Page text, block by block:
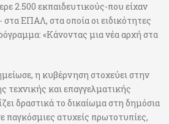
2.500 εκπαιδευτικούς-που είχαν
στα ΕΠΑΛ, στα οποία οι ειδικότητες
«Κάνοντας μια νέα αρχή στα
η κυβέρνηση στοχεύει στην
τεχνικής και επαγγελματικής
δραστικά το δικαίωμα στη δημόσια
παγκόσμιες ατυχείς πρωτοτυπίες,